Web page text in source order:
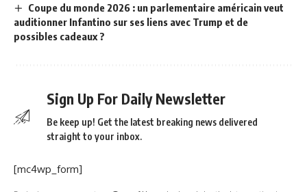
Coupe du monde 2026 : un parlementaire américain veut
auditionner Infantino sur ses liens avec Trump et de
possibles cadeaux ?
Sign Up For Daily Newsletter
Be keep up! Get the latest breaking news delivered
straight to your inbox.
[mc4wp_form]